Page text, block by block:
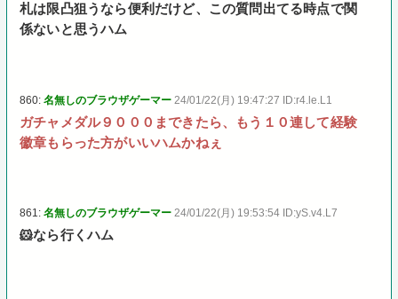
札は限凸狙うなら便利だけど、この質問出てる時点で関
係ないと思うハム
860:名無しのブラウザゲーマー 24/01/22(月) 19:47:27 ID:r4.le.L1
ガチャメダル９０００まできたら、もう１０連して経験
徽章もらった方がいいハムかねぇ
861:名無しのブラウザゲーマー 24/01/22(月) 19:53:54 ID:yS.v4.L7
🐹なら行くハム